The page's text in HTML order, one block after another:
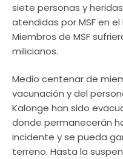
siete personas y
atendidas por MSF en
Miembros de MSF
milicianos.
Medio centenar de
vacunación y del
Kalonge han sido
donde permanecerán
incidente y se pueda
terreno. Hasta la